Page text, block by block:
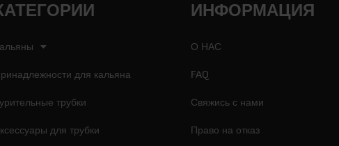
для кальяна
трубки
для трубки
ИНФОРМАЦИЯ
О НАС
FAQ
Свяжись с нами
Право на отказ